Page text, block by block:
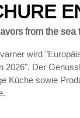
from the sea
wird
2026". Der
Küche sowie